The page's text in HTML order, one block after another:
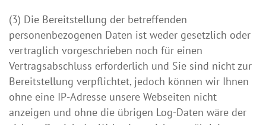
(3) Die Bereitstellung der betreffenden
personenbezogenen Daten ist weder gesetzlich oder
vertraglich vorgeschrieben noch für einen
Vertragsabschluss erforderlich und Sie sind nicht zur
Bereitstellung verpflichtet, jedoch können wir Ihnen
ohne eine IP-Adresse unsere Webseiten nicht
anzeigen und ohne die übrigen Log-Daten wäre der